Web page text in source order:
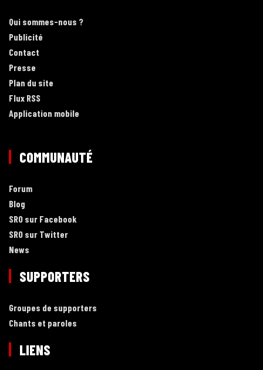
Qui sommes-nous ?
Publicité
Contact
Presse
Plan du site
Flux RSS
Application mobile
COMMUNAUTÉ
Forum
Blog
SRO sur Facebook
SRO sur Twitter
News
SUPPORTERS
Groupes de supporters
Chants et paroles
LIENS